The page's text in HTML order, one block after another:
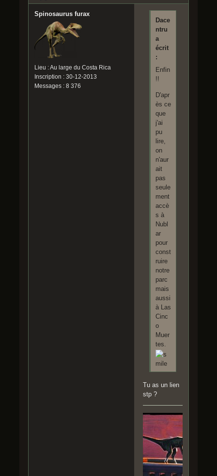
Spinosaurus furax
Lieu : Au large du Costa Rica
Inscription : 30-12-2013
Messages : 8 376
Dace
ntru
a
écrit
:
Enfin
!!
D'apr
ès ce
que
j'ai
pu
lire,
on
n'aur
ait
pas
seule
ment
accè
s à
Nubl
ar
pour
const
ruire
notre
parc
mais
aussi
à Las
Cinc
o
Muer
tes.
Tu as un lien
stp ?